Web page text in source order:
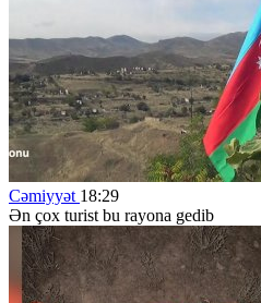
Cəmiyyət 18:29
Ən çox turist bu rayona gedib